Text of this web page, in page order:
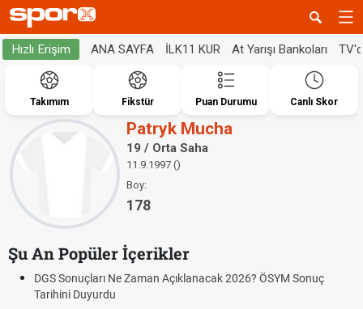
Hızlı Erişim ANA SAYFA İLK11 KUR At Yarışı Bankoları
Takımım Fikstür Puan Durumu Canlı Skor
Patryk Mucha
19 / Orta Saha
11.9.1997 ()
Boy:
178
Şu An Popüler İçerikler
DGS Sonuçları Ne Zaman Açıklanacak 2026? ÖSYM Sonuç
Tarihini Duyurdu